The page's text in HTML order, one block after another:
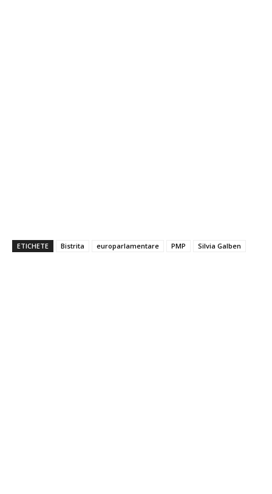
ETICHETE Bistrita europarlamentare PMP Silvia Galben